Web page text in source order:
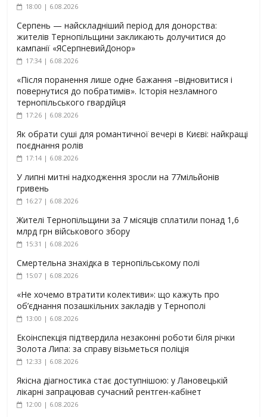
18:00 | 6.08.2026
Серпень — найскладніший період для донорства:
жителів Тернопільщини закликають долучитися до
кампанії «ЯСерпневийДонор»
17:34 | 6.08.2026
«Після поранення лише одне бажання –відновитися і
повернутися до побратимів». Історія незламного
тернопільського гвардійця
17:26 | 6.08.2026
Як обрати суші для романтичної вечері в Києві: найкращі
поєднання ролів
17:14 | 6.08.2026
У липні митні надходження зросли на 77мільйонів
гривень
16:27 | 6.08.2026
Жителі Тернопільщини за 7 місяців сплатили понад 1,6
млрд грн військового збору
15:31 | 6.08.2026
Смертельна знахідка в тернопільському полі
15:07 | 6.08.2026
«Не хочемо втратити колективи»: що кажуть про
об’єднання позашкільних закладів у Тернополі
13:00 | 6.08.2026
Екоінспекція підтвердила незаконні роботи біля річки
Золота Липа: за справу візьметься поліція
12:33 | 6.08.2026
Якісна діагностика стає доступнішою: у Лановецькій
лікарні запрацював сучасний рентген-кабінет
12:00 | 6.08.2026